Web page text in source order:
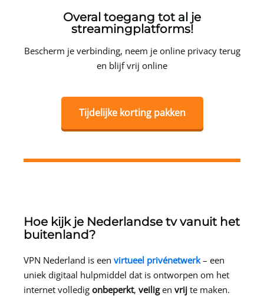
Overal toegang tot al je
streamingplatforms!
Bescherm je verbinding, neem je online privacy terug
en blijf vrij online
Tijdelijke korting pakken
Hoe kijk je Nederlandse tv vanuit het
buitenland?
VPN Nederland is een virtueel privénetwerk– een
uniek digitaal hulpmiddel dat is ontworpen om het
internet volledig onbeperkt, veiligen vrij te maken.